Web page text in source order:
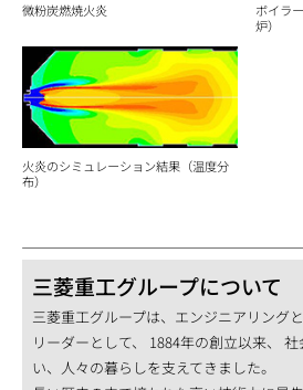
微粉炭燃焼火炎
ボイラ
炉）
火炎のシミュレーション結果（温度分
布）
三菱重工グループについて
三菱重工グループは、エンジニアリング
リーダーとして、 1884年の創立以来、
い、人々の暮らしを支えてきました。